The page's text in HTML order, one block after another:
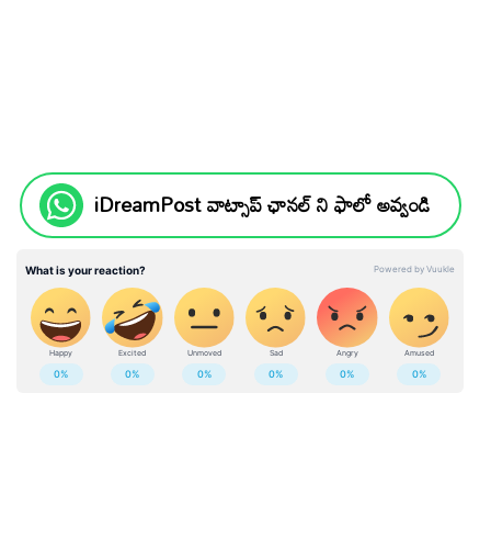
iDreamPost వాట్సాప్ ఛానల్ ని ఫాలో అవ్వండి